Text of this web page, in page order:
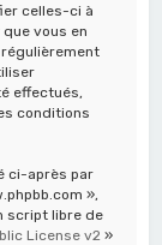
celles-ci à
vous en
effectués,
conditions
ci-après par
»,
script libre de
License v2 »